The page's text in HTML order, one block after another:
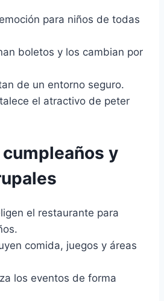
para niños de todas
boletos y los cambian por
de un entorno seguro.
el atractivo de peter
y
el restaurante para
comida, juegos y áreas
los eventos de forma